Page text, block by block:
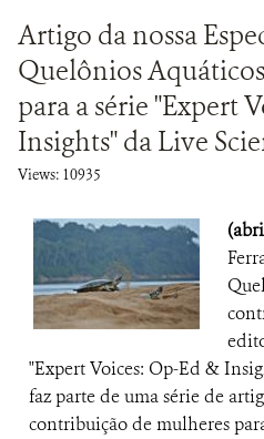
Artigo da nossa
Quelônios
para a série "Expert
Insights" da Live
Views: 10935
"Expert Voices: Op-Ed &
faz parte de uma série de
contribuição de mulheres